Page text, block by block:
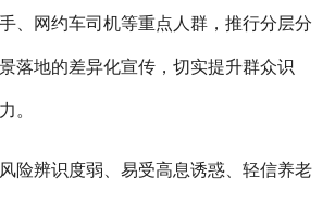
、网约车司机等重点人群，推行分层分
落地的差异化宣传，切实提升群众识
。
险辨识度弱、易受高息诱惑、轻信养老